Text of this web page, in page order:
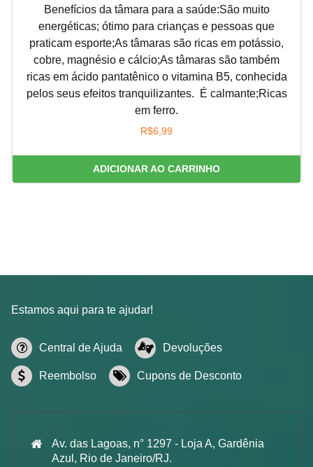
Benefícios da tâmara para a saúde:São muito
energéticas; ótimo para crianças e pessoas que
praticam esporte;As tâmaras são ricas em potássio,
cobre, magnésio e cálcio;As tâmaras são também
ricas em ácido pantatênico o vitamina B5, conhecida
pelos seus efeitos tranquilizantes. É calmante;Ricas
em ferro.
R$6,99
ADICIONAR AO CARRINHO
Estamos aqui para te ajudar!
Central de Ajuda Devoluções
Reembolso Cupons de Desconto
Av. das Lagoas, n° 1297 - Loja A, Gardênia
Azul, Rio de Janeiro/RJ.